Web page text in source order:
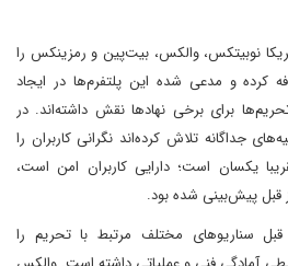
نوبیتکس، والکس، بیت‌پین و رمزینکس را
کرده و مدعی شده این پلتفرم‌ها در ایجاد
برای برخی نهادها نقش داشته‌اند. در
جداگانه تلاش کرده‌اند نگرانی کاربران را
یکسان است؛ دارایی کاربران امن است،
قبل پیش‌بینی شده بود.
سناریوهای مختلف مرتبط با تحریم را